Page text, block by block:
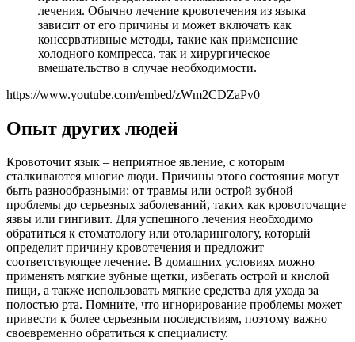
лечения. Обычно лечение кровотечения из языка
зависит от его причины и может включать как
консервативные методы, такие как применение
холодного компресса, так и хирургическое
вмешательство в случае необходимости.
https://www.youtube.com/embed/zWm2CDZaPv0
Опыт других людей
Кровоточит язык – неприятное явление, с которым
сталкиваются многие люди. Причины этого состояния могут
быть разнообразными: от травмы или острой зубной
проблемы до серьезных заболеваний, таких как кровоточащие
язвы или гингивит. Для успешного лечения необходимо
обратиться к стоматологу или отоларингологу, который
определит причину кровотечения и предложит
соответствующее лечение. В домашних условиях можно
применять мягкие зубные щетки, избегать острой и кислой
пищи, а также использовать мягкие средства для ухода за
полостью рта. Помните, что игнорирование проблемы может
привести к более серьезным последствиям, поэтому важно
своевременно обратиться к специалисту.